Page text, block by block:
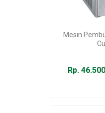
Mesin
Rp.